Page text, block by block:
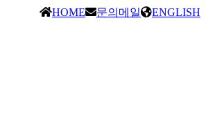
HOME 문의메일
ENGLISH